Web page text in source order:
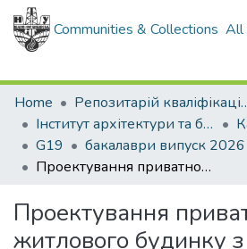
Communities & Collections All
Home
Репозитарій
Інститут архітектури та будівництва "ІФНТУНГ-ДонНАБА"
G19
бакалаври випуск 2026
Проектування приватного житлового будинку з мансардним поверхом в м. Миколаєві
Проектування
житлового будинку